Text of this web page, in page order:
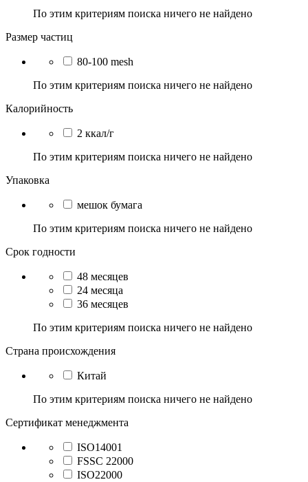
По этим критериям поиска ничего не найдено
Размер частиц
80-100 mesh
По этим критериям поиска ничего не найдено
Калорийность
2 ккал/г
По этим критериям поиска ничего не найдено
Упаковка
мешок бумага
По этим критериям поиска ничего не найдено
Срок годности
48 месяцев
24 месяца
36 месяцев
По этим критериям поиска ничего не найдено
Страна происхождения
Китай
По этим критериям поиска ничего не найдено
Сертификат менеджмента
ISO14001
FSSC 22000
ISO22000